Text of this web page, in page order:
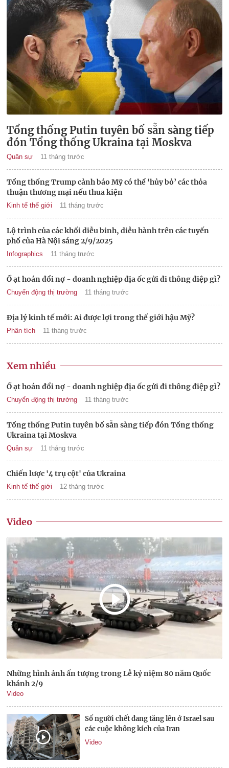
Tổng thống Putin tuyên bố sẵn sàng tiếp
đón Tổng thống Ukraina tại Moskva
Quân sự 11 tháng trước
Tổng thống Trump cảnh báo Mỹ có thể ‘hủy bỏ’ các thỏa
thuận thương mại nếu thua kiện
Kinh tế thế giới 11 tháng trước
Lộ trình của các khối diễu binh, diễu hành trên các tuyến
phố của Hà Nội sáng 2/9/2025
Infographics 11 tháng trước
Ồ ạt hoán đổi nợ - doanh nghiệp địa ốc gửi đi thông điệp gì?
Chuyển động thị trường 11 tháng trước
Địa lý kinh tế mới: Ai được lợi trong thế giới hậu Mỹ?
Phân tích 11 tháng trước
Xem nhiều
Ồ ạt hoán đổi nợ - doanh nghiệp địa ốc gửi đi thông điệp gì?
Chuyển động thị trường 11 tháng trước
Tổng thống Putin tuyên bố sẵn sàng tiếp đón Tổng thống
Ukraina tại Moskva
Quân sự 11 tháng trước
Chiến lược '4 trụ cột' của Ukraina
Kinh tế thế giới 12 tháng trước
Video
Những hình ảnh ấn tượng trong Lễ kỷ niệm 80 năm Quốc
khánh 2/9
Video
Số người chết đang tăng lên ở Israel sau
các cuộc không kích của Iran
Video